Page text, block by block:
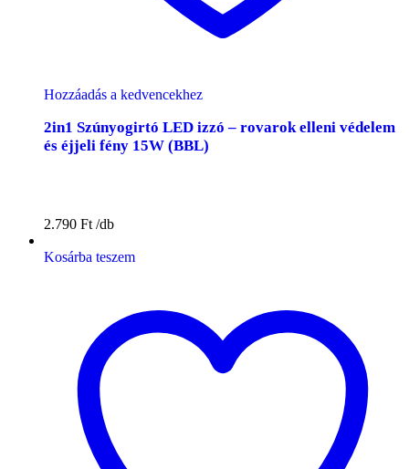
Hozzáadás a kedvencekhez
2in1 Szúnyogirtó LED izzó – rovarok elleni védelem
és éjjeli fény 15W (BBL)
2.790 Ft
Kosárba teszem